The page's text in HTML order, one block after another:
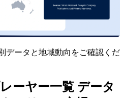
データと地域動向をご確認くだ
ーヤー一覧 データ